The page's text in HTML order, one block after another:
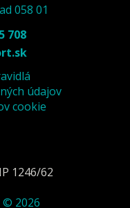
058 01
708
údajov
cookie
1246/62
© 2026